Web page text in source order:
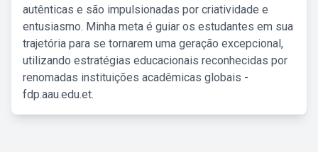
autênticas e são impulsionadas por criatividade e
entusiasmo. Minha meta é guiar os estudantes em sua
trajetória para se tornarem uma geração excepcional,
utilizando estratégias educacionais reconhecidas por
renomadas instituições acadêmicas globais -
fdp.aau.edu.et.